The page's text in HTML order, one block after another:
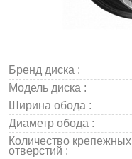
Бренд диска :
Модель диска :
Ширина обода :
Диаметр обода :
Количество крепежных
отверстий :